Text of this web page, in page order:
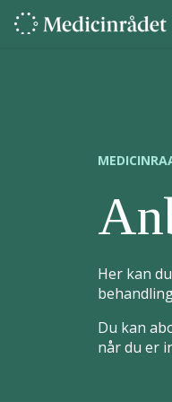
Her kan
Du kan
når du er